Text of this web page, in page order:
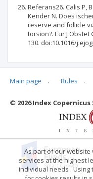
Referans26. Calis P,
Kender N. Does
reserve and follicle
torsion?. Eur J Obstet
130. doi:10.1016/
Articles quoting
Main page . Rules .
© 2026 Index Copernicus
As part of our website
services at the highest
individual needs .